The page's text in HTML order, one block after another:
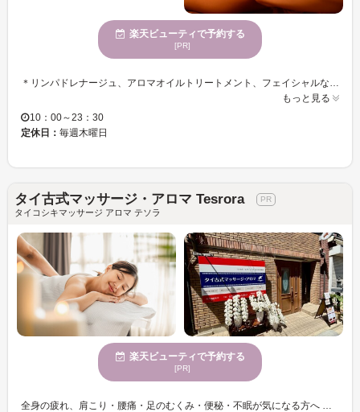
楽天ビューティで予約する
[PR]
もっと見る
10：00～23：30
定休日： 毎週木曜日
タイ古式マッサージ・アロマ Tesrora
タイコシキマッサージ アロマ テソラ
楽天ビューティで予約する
[PR]
全身の疲れ、肩こり・腰痛・足のむくみ・便秘・不眠が気になる方へ 世界一気持ちいいと言われるタイ古式マッサージは、2500年以上の歴史を持つ伝統の施術✨ タイで受け継がれてきた技術にリラクゼーションを融合し、 日本人向けにアレンジした“日本版タイ古式マッサージ・アロママッサージ”を ぜひご体験ください ❀──✦──❀──✦──❀──✦──❀ タイ古式マッサージの総本山【ワット・ポー】のスクールで学んだ確かな技術 初めての方やシニア世代にも人気の癒し時間♪ 指圧でツボを刺激しながら巡りを整え、ストレッチで深部のコリまでじっくりアプローチ 肩こり・腰痛・むくみ・便秘・不眠が気になる方におすすめ◎ じんわり体を伸ばしながら、スッキリ軽やかに✨ ❀──✦──❀──✦──❀──✦──❀ 「タイ古式アロマ」は、心地よいアロマの香りに包まれながら、 優しくツボを刺激するリラックスコース。 施術前のヒアリングでお悩みをお伺いし、一人ひとりに合わせたオーダーメイド施術をご提供します✨